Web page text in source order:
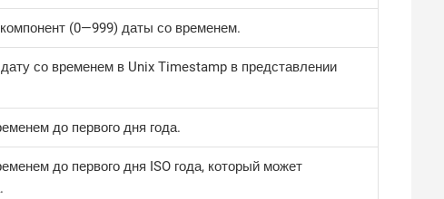
(0—​999) даты со временем.
со временем в Unix Timestamp в представлении
до первого дня года.
до первого дня ISO года, который может